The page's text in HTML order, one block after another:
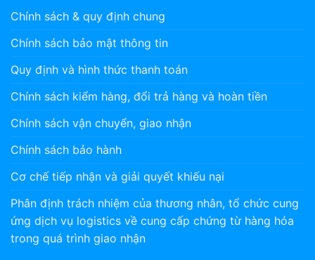
Chính sách & quy định chung
Chính sách bảo mật thông tin
Quy định và hình thức thanh toán
Chính sách kiểm hàng, đổi trả hàng và hoàn tiền
Chính sách vận chuyển, giao nhận
Chính sách bảo hành
Cơ chế tiếp nhận và giải quyết khiếu nại
Phân định trách nhiệm của thương nhân, tổ chức cung
ứng dịch vụ logistics về cung cấp chứng từ hàng hóa
trong quá trình giao nhận